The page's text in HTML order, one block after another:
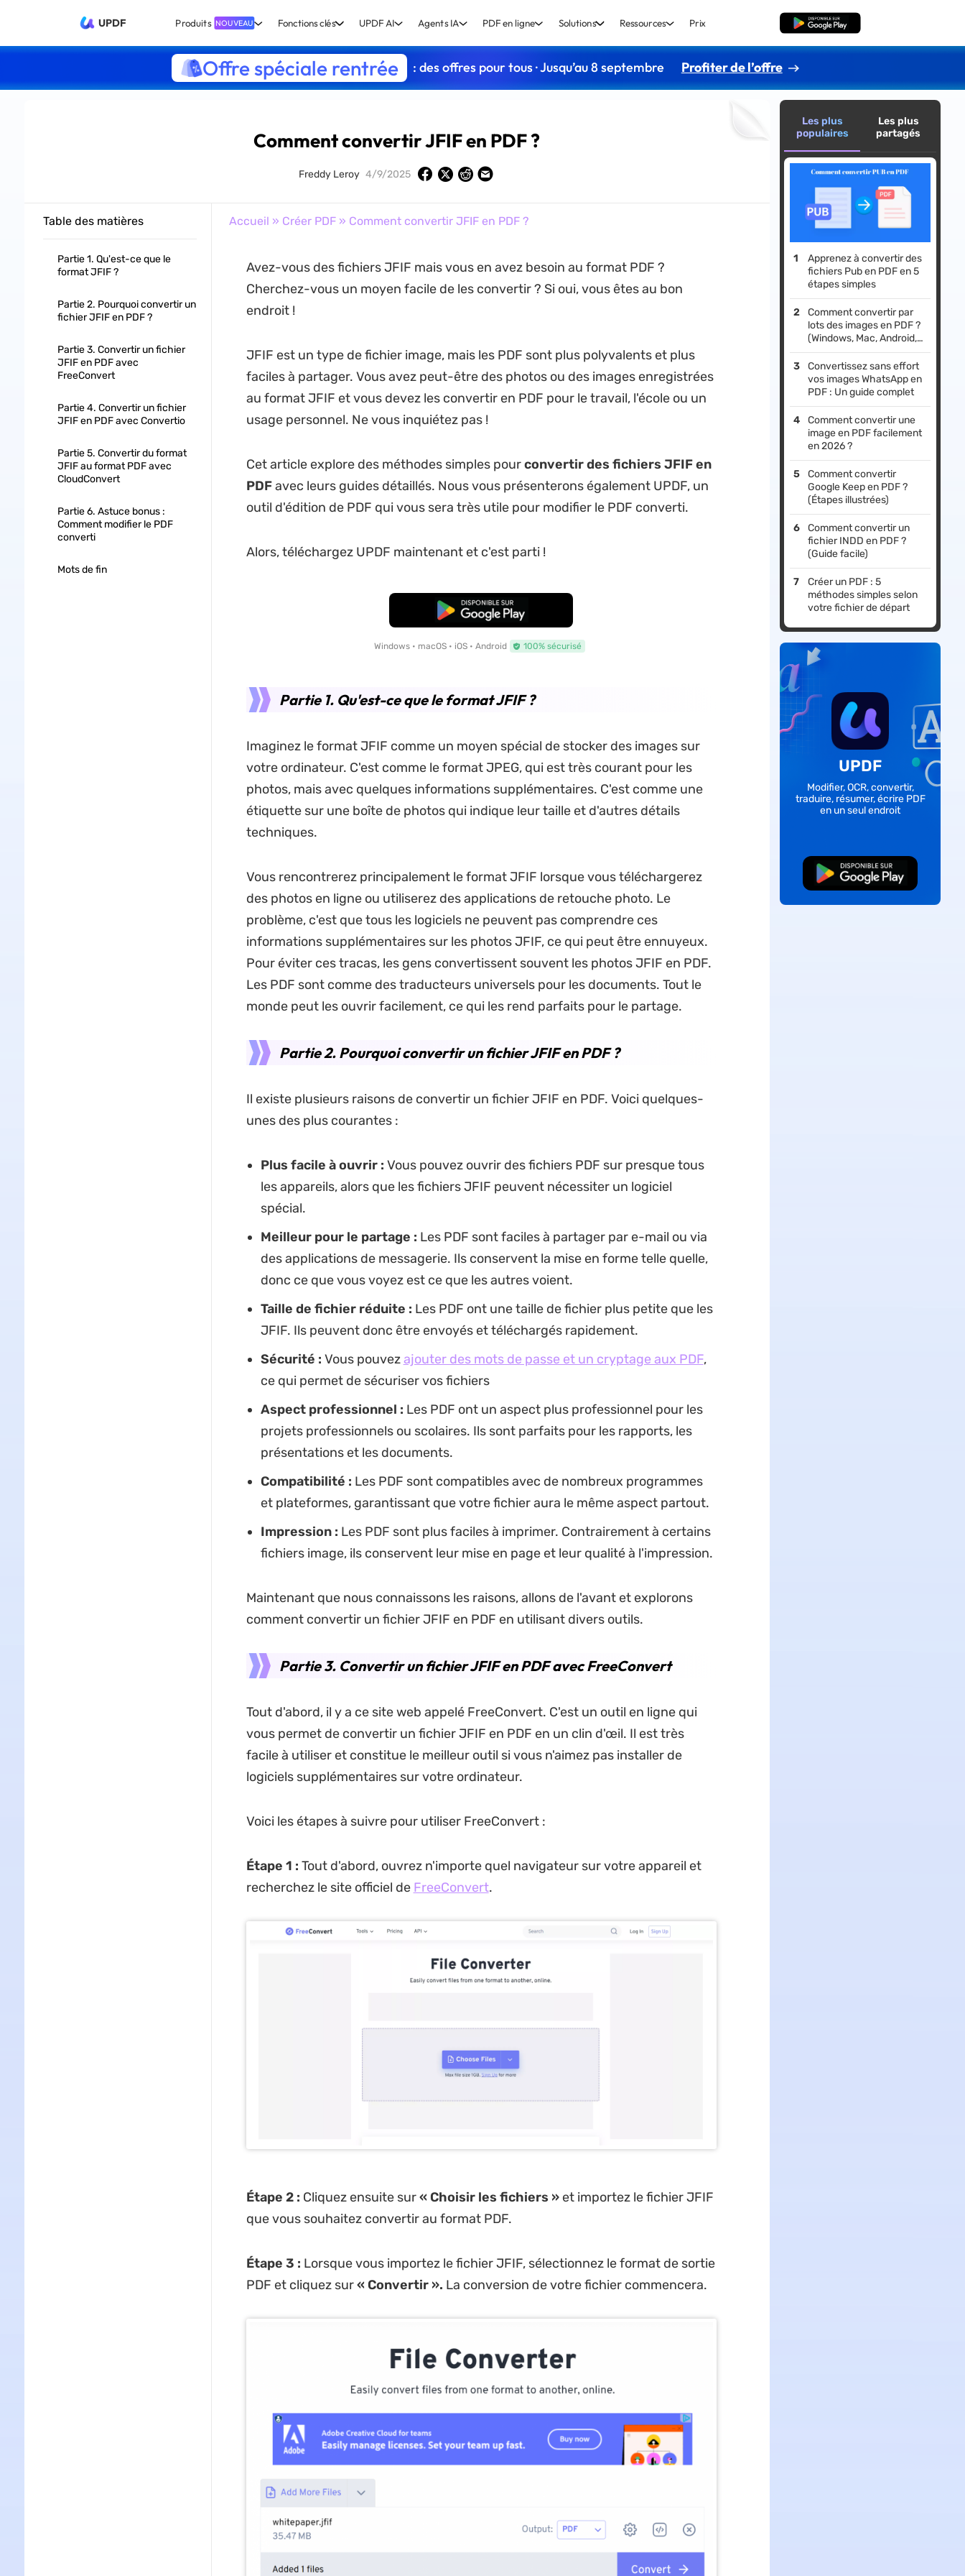
UPDF Produits NOUVEAU Fonctions clés UPDF AI Agents IA PDF en ligne Solutions Ressources Prix TÉLÉCHARGER
Offre spéciale rentrée : des offres pour tous · Jusqu’au 8 septembre Profiter de l’offre
Comment convertir JFIF en PDF ?
Freddy Leroy 4/9/2025
Table des matières
Partie 1. Qu'est-ce que le
format JFIF ?
Partie 2. Pourquoi convertir un
fichier JFIF en PDF ?
Partie 3. Convertir un fichier
JFIF en PDF avec
FreeConvert
Partie 4. Convertir un fichier
JFIF en PDF avec Convertio
Partie 5. Convertir du format
JFIF au format PDF avec
CloudConvert
Partie 6. Astuce bonus :
Comment modifier le PDF
converti
Mots de fin
Accueil » Créer PDF» Comment convertir JFIF en PDF ?
Avez-vous des fichiers JFIF mais vous en avez besoin au format PDF ?
Cherchez-vous un moyen facile de les convertir ? Si oui, vous êtes au bon
endroit !
JFIF est un type de fichier image, mais les PDF sont plus polyvalents et plus
faciles à partager. Vous avez peut-être des photos ou des images enregistrées
au format JFIF et vous devez les convertir en PDF pour le travail, l'école ou un
usage personnel. Ne vous inquiétez pas !
Cet article explore des méthodes simples pourconvertir des fichiers JFIF en
PDFavec leurs guides détaillés. Nous vous présenterons également UPDF, un
outil d'édition de PDF qui vous sera très utile pour modifier le PDF converti.
Alors, téléchargez UPDF maintenant et c'est parti !
TÉLÉCHARGER
Windows • macOS • iOS • Android 100% sécurisé
Partie 1. Qu'est-ce que le format JFIF ?
Imaginez le format JFIF comme un moyen spécial de stocker des images sur
votre ordinateur. C'est comme le format JPEG, qui est très courant pour les
photos, mais avec quelques informations supplémentaires. C'est comme une
étiquette sur une boîte de photos qui indique leur taille et d'autres détails
techniques.
Vous rencontrerez principalement le format JFIF lorsque vous téléchargerez
des photos en ligne ou utiliserez des applications de retouche photo. Le
problème, c'est que tous les logiciels ne peuvent pas comprendre ces
informations supplémentaires sur les photos JFIF, ce qui peut être ennuyeux.
Pour éviter ces tracas, les gens convertissent souvent les photos JFIF en PDF.
Les PDF sont comme des traducteurs universels pour les documents. Tout le
monde peut les ouvrir facilement, ce qui les rend parfaits pour le partage.
Partie 2. Pourquoi convertir un fichier JFIF en PDF ?
Il existe plusieurs raisons de convertir un fichier JFIF en PDF. Voici quelques-
unes des plus courantes :
Plus facile à ouvrir : Vous pouvez ouvrir des fichiers PDF sur presque tous
les appareils, alors que les fichiers JFIF peuvent nécessiter un logiciel
spécial.
Meilleur pour le partage : Les PDF sont faciles à partager par e-mail ou via
des applications de messagerie. Ils conservent la mise en forme telle quelle,
donc ce que vous voyez est ce que les autres voient.
Taille de fichier réduite : Les PDF ont une taille de fichier plus petite que les
JFIF. Ils peuvent donc être envoyés et téléchargés rapidement.
Sécurité : Vous pouvezajouter des mots de passe et un cryptage aux PDF,
ce qui permet de sécuriser vos fichiers
Aspect professionnel : Les PDF ont un aspect plus professionnel pour les
projets professionnels ou scolaires. Ils sont parfaits pour les rapports, les
présentations et les documents.
Compatibilité : Les PDF sont compatibles avec de nombreux programmes
et plateformes, garantissant que votre fichier aura le même aspect partout.
Impression : Les PDF sont plus faciles à imprimer. Contrairement à certains
fichiers image, ils conservent leur mise en page et leur qualité à l'impression.
Maintenant que nous connaissons les raisons, allons de l'avant et explorons
comment convertir un fichier JFIF en PDF en utilisant divers outils.
Partie 3. Convertir un fichier JFIF en PDF avec FreeConvert
Tout d'abord, il y a ce site web appelé FreeConvert. C'est un outil en ligne qui
vous permet de convertir un fichier JFIF en PDF en un clin d'œil. Il est très
facile à utiliser et constitue le meilleur outil si vous n'aimez pas installer de
logiciels supplémentaires sur votre ordinateur.
Voici les étapes à suivre pour utiliser FreeConvert :
Étape 1 : Tout d'abord, ouvrez n'importe quel navigateur sur votre appareil et
recherchez le site officiel de FreeConvert.
Étape 2 : Cliquez ensuite sur« Choisir les fichiers »et importez le fichier JFIF
que vous souhaitez convertir au format PDF.
Étape 3 : Lorsque vous importez le fichier JFIF, sélectionnez le format de sortie
PDF et cliquez sur« Convertir ». La conversion de votre fichier commencera.
Les plus
populaires
Les plus
partagés
Apprenez à convertir des
fichiers Pub en PDF en 5
étapes simples
Comment convertir par
lots des images en PDF ?
(Windows, Mac, Android,
iOS)
Convertissez sans effort
vos images WhatsApp en
PDF : Un guide complet
Comment convertir une
image en PDF facilement
en 2026 ?
Comment convertir
Google Keep en PDF ?
(Étapes illustrées)
Comment convertir un
fichier INDD en PDF ?
(Guide facile)
Créer un PDF : 5
méthodes simples selon
votre fichier de départ
UPDF
Modifier, OCR, convertir,
traduire, résumer, écrire PDF
en un seul endroit
TÉLÉCHARGER